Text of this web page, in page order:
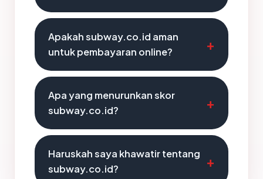
Apakah subway.co.id aman
untuk pembayaran online?
Apa yang menurunkan skor
subway.co.id?
Haruskah saya khawatir tentang
subway.co.id?